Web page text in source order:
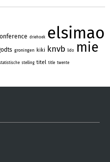
driehoek elsimao
groningen kiki knvb lido mie
stelling titel title twente